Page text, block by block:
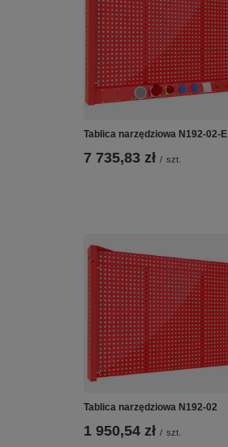
Tablica narzędziowa N192-02-E
7 735,83 zł / szt.
Tablica narzędziowa N192-02
1 950,54 zł / szt.